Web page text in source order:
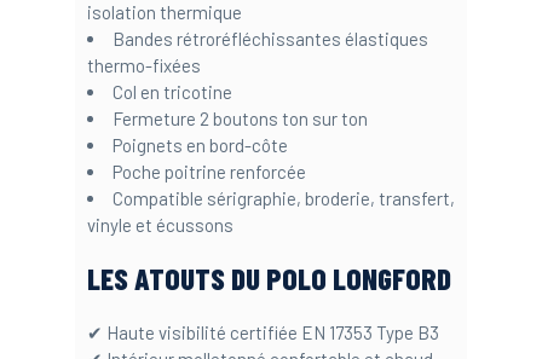
isolation thermique
Bandes rétroréfléchissantes élastiques
thermo-fixées
Col en tricotine
Fermeture 2 boutons ton sur ton
Poignets en bord-côte
Poche poitrine renforcée
Compatible sérigraphie, broderie, transfert,
vinyle et écussons
LES ATOUTS DU POLO LONGFORD
✔ Haute visibilité certifiée EN 17353 Type B3